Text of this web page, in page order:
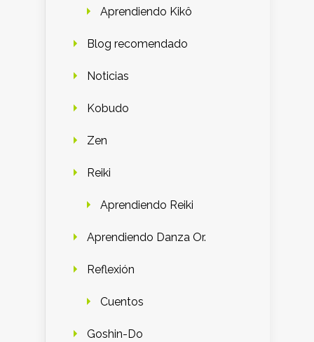
Aprendiendo Kikô
Blog recomendado
Noticias
Kobudo
Zen
Reiki
Aprendiendo Reiki
Aprendiendo Danza Or.
Reflexión
Cuentos
Goshin-Do